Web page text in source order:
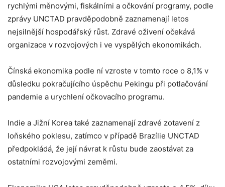
rychlými měnovými, fiskálními a očkování programy, podle
zprávy UNCTAD pravděpodobně zaznamenají letos
nejsilnější hospodářský růst. Zdravé oživení očekává
organizace v rozvojových i ve vyspělých ekonomikách.
Čínská ekonomika podle ní vzroste v tomto roce o 8,1% v
důsledku pokračujícího úspěchu Pekingu při potlačování
pandemie a urychlení očkovacího programu.
Indie a Jižní Korea také zaznamenají zdravé zotavení z
loňského poklesu, zatímco v případě Brazílie UNCTAD
předpokládá, že její návrat k růstu bude zaostávat za
ostatními rozvojovými zeměmi.